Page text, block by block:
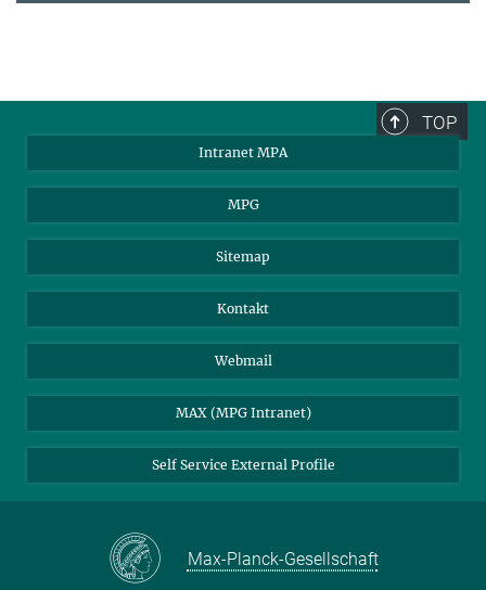
TOP
Intranet MPA
MPG
Sitemap
Kontakt
Webmail
MAX (MPG Intranet)
Self Service External Profile
Max-Planck-Gesellschaft